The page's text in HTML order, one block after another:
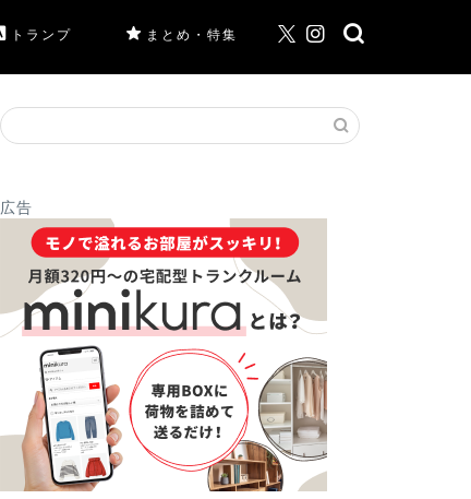
トランプ まとめ・特集
広告